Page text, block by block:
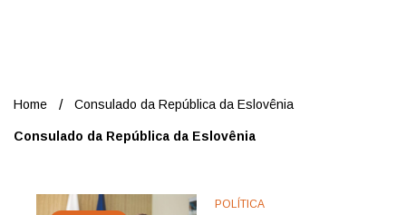
Home Consulado da República da Eslovênia
Consulado da República da Eslovênia
POLÍTICA